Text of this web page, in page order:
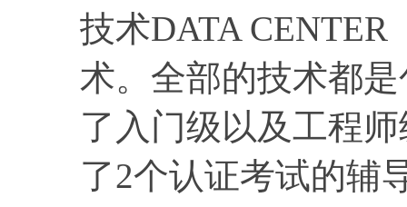
技术DATA CENTER
术。全部的技术都
了入门级以及工程
了2个认证考试的辅